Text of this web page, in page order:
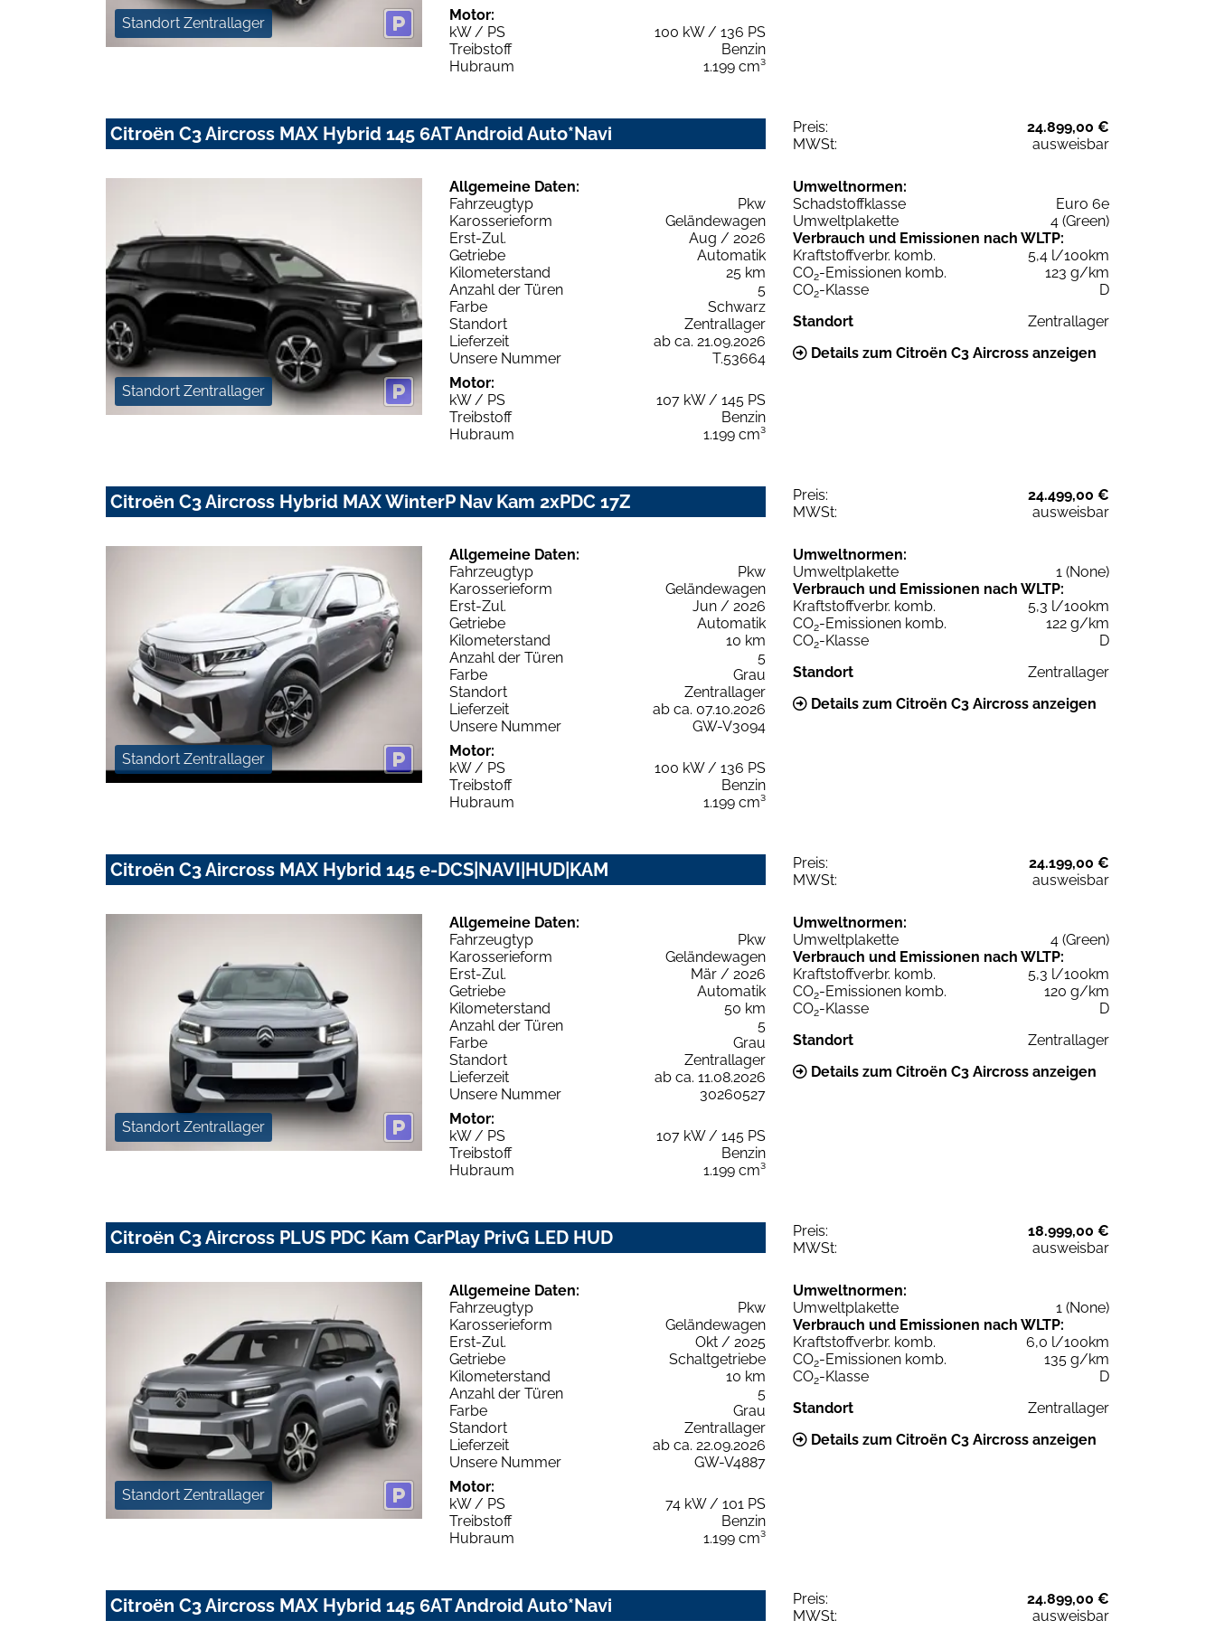
Standort Zentrallager
Motor:
kW / PS
100 kW / 136 PS
Treibstoff
Benzin
Hubraum
1.199 cm³
Citroën C3 Aircross MAX Hybrid 145 6AT Android Auto*Navi Preis:
24.899,00 €
MWSt:
ausweisbar
Standort Zentrallager
Allgemeine Daten:
Fahrzeugtyp
Pkw
Karosserieform
Geländewagen
Erst-Zul.
Aug / 2026
Getriebe
Automatik
Kilometerstand
25 km
Anzahl der Türen
5
Farbe
Schwarz
Standort
Zentrallager
Lieferzeit
ab ca. 21.09.2026
Unsere Nummer
T.53664
Motor:
kW / PS
107 kW / 145 PS
Treibstoff
Benzin
Hubraum
1.199 cm³
Umweltnormen:
Schadstoffklasse
Euro 6e
Umweltplakette
4 (Green)
Verbrauch und Emissionen nach WLTP:
Kraftstoffverbr. komb.
5,4 l/100km
CO2-Emissionen komb.
123 g/km
CO2-Klasse
D
Standort
Zentrallager
Details zum Citroën C3 Aircross anzeigen
Citroën C3 Aircross Hybrid MAX WinterP Nav Kam 2xPDC 17Z Preis:
24.499,00 €
MWSt:
ausweisbar
Standort Zentrallager
Allgemeine Daten:
Fahrzeugtyp
Pkw
Karosserieform
Geländewagen
Erst-Zul.
Jun / 2026
Getriebe
Automatik
Kilometerstand
10 km
Anzahl der Türen
5
Farbe
Grau
Standort
Zentrallager
Lieferzeit
ab ca. 07.10.2026
Unsere Nummer
GW-V3094
Motor:
kW / PS
100 kW / 136 PS
Treibstoff
Benzin
Hubraum
1.199 cm³
Umweltnormen:
Umweltplakette
1 (None)
Verbrauch und Emissionen nach WLTP:
Kraftstoffverbr. komb.
5,3 l/100km
CO2-Emissionen komb.
122 g/km
CO2-Klasse
D
Standort
Zentrallager
Details zum Citroën C3 Aircross anzeigen
Citroën C3 Aircross MAX Hybrid 145 e-DCS|NAVI|HUD|KAM Preis:
24.199,00 €
MWSt:
ausweisbar
Standort Zentrallager
Allgemeine Daten:
Fahrzeugtyp
Pkw
Karosserieform
Geländewagen
Erst-Zul.
Mär / 2026
Getriebe
Automatik
Kilometerstand
50 km
Anzahl der Türen
5
Farbe
Grau
Standort
Zentrallager
Lieferzeit
ab ca. 11.08.2026
Unsere Nummer
30260527
Motor:
kW / PS
107 kW / 145 PS
Treibstoff
Benzin
Hubraum
1.199 cm³
Umweltnormen:
Umweltplakette
4 (Green)
Verbrauch und Emissionen nach WLTP:
Kraftstoffverbr. komb.
5,3 l/100km
CO2-Emissionen komb.
120 g/km
CO2-Klasse
D
Standort
Zentrallager
Details zum Citroën C3 Aircross anzeigen
Citroën C3 Aircross PLUS PDC Kam CarPlay PrivG LED HUD Preis:
18.999,00 €
MWSt:
ausweisbar
Standort Zentrallager
Allgemeine Daten:
Fahrzeugtyp
Pkw
Karosserieform
Geländewagen
Erst-Zul.
Okt / 2025
Getriebe
Schaltgetriebe
Kilometerstand
10 km
Anzahl der Türen
5
Farbe
Grau
Standort
Zentrallager
Lieferzeit
ab ca. 22.09.2026
Unsere Nummer
GW-V4887
Motor:
kW / PS
74 kW / 101 PS
Treibstoff
Benzin
Hubraum
1.199 cm³
Umweltnormen:
Umweltplakette
1 (None)
Verbrauch und Emissionen nach WLTP:
Kraftstoffverbr. komb.
6,0 l/100km
CO2-Emissionen komb.
135 g/km
CO2-Klasse
D
Standort
Zentrallager
Details zum Citroën C3 Aircross anzeigen
Citroën C3 Aircross MAX Hybrid 145 6AT Android Auto*Navi Preis:
24.899,00 €
MWSt:
ausweisbar